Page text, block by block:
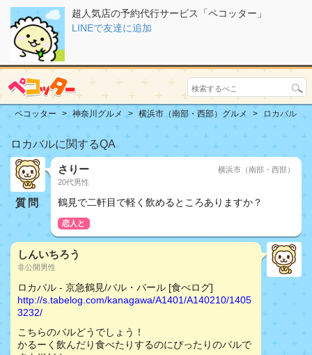
超人気店の予約代行サービス「ペコッター」
LINEで友達に追加
ペコッター 神奈川グルメ 横浜市（南部・西部）グルメ ロカバル
ロカバルに関するQA
質問
さりー
20代男性
横浜市（南部・西部）
鶴見で二軒目で軽く飲めるところありますか？
恋人と
しんいちろう
非公開男性
ロカバル - 京急鶴見/バル・バール [食べログ]
http://s.tabelog.com/kanagawa/A1401/A140210/1405
3232/
こちらのバルどうでしょう！
かるーく飲んだり食べたりするのにぴったりのバルで